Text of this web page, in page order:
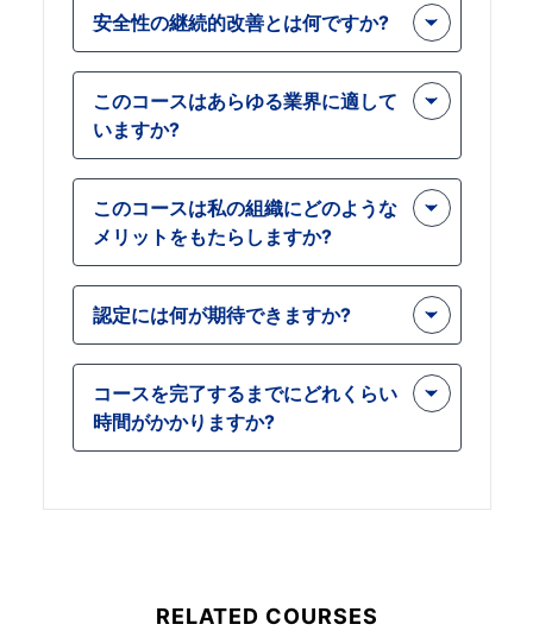
安全性の継続的改善とは何ですか?
安全性の継続的な改善には、データ分
析、従業員のフィードバック、新しい
安全対策の実施を通じて職場の安全性
を向上させる継続的な取り組みが含ま
このコースはあらゆる業界に適して
いますか?
はい、継続的改善の原則はすべての業
界に適用されます。 トレーニング こ
れは、安全慣行の強化を目指すあらゆ
る職場に関係します。
このコースは私の組織にどのような
メリットをもたらしますか?
これ コース 職場事故の大幅な削減、
従業員の士気の向上、職場傷害に関連
するコストの削減につながるツールと
認定には何が期待できますか?
この認定は、継続的な安全性向上プロ
セスについての理解を示し、組織にと
って貴重な人材となり、キャリアの見
通しを高めます。
コースを完了するまでにどれくらい
時間がかかりますか?
上のあらゆる側面を学ぶことができる
RELATED COURSES